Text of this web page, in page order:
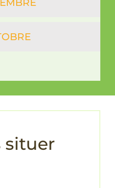
situer